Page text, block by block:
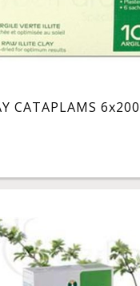
CATAPLAMS